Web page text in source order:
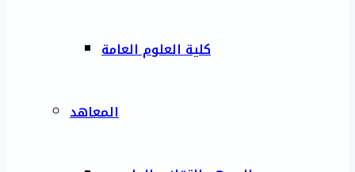
كلية العلوم العامة
المعاهد